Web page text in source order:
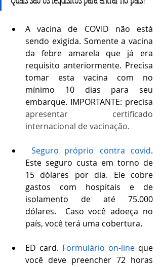
A vacina de COVID não está
sendo exigida. Somente a vacina
da febre amarela que já era
requisito anteriormente. Precisa
tomar esta vacina com no
mínimo 10 dias para seu
apresentar certificado
internacional de vacinação.
Seguro próprio contra covid.
Este seguro custa em torno de
15 dólares por dia. Ele cobre
gastos com hospitais e de
isolamento de até 75.000
dólares.  Caso você adoeça no
país, você terá uma cobertura.
ED card. Formulário on-line que
você deve preencher 72 horas